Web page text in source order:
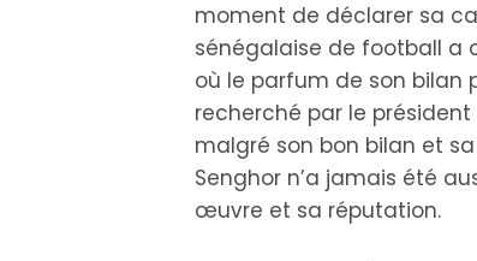
moment de déclarer sa
sénégalaise de football a
où le parfum de son bilan
recherché par le président
malgré son bon bilan et
Senghor n’a jamais été
œuvre et sa réputation.